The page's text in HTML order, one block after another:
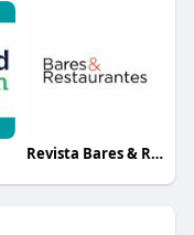
Revista Bares & Restaurantes